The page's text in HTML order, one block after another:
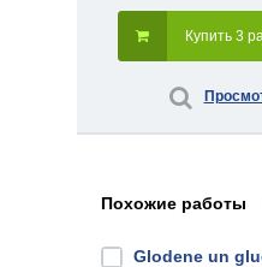
Купить 3
Похожие работы
Glodene un